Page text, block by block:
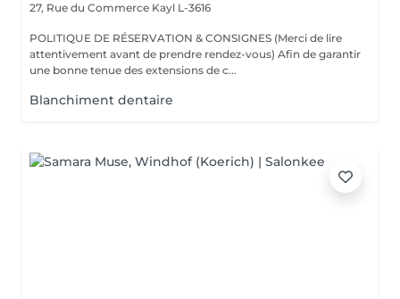
27, Rue du Commerce Kayl L-3616
POLITIQUE DE RÉSERVATION & CONSIGNES (Merci de lire
attentivement avant de prendre rendez-vous) Afin de garantir
une bonne tenue des extensions de c...
Blanchiment dentaire